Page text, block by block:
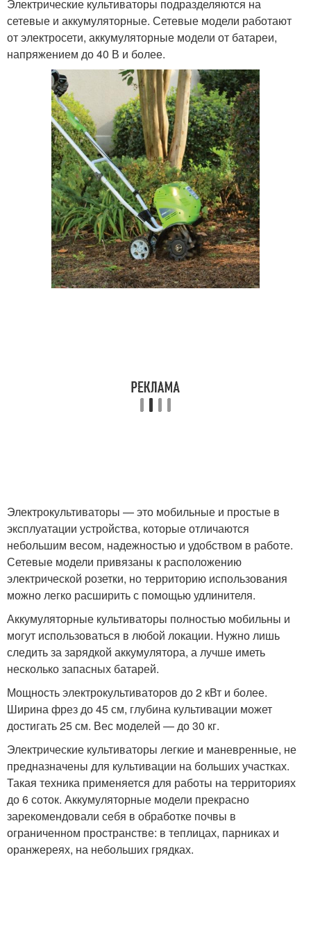
Электрические культиваторы подразделяются на
сетевые и аккумуляторные. Сетевые модели работают
от электросети, аккумуляторные модели от батареи,
напряжением до 40 В и более.
Электрокультиваторы — это мобильные и простые в
эксплуатации устройства, которые отличаются
небольшим весом, надежностью и удобством в работе.
Сетевые модели привязаны к расположению
электрической розетки, но территорию использования
можно легко расширить с помощью удлинителя.
Аккумуляторные культиваторы полностью мобильны и
могут использоваться в любой локации. Нужно лишь
следить за зарядкой аккумулятора, а лучше иметь
несколько запасных батарей.
Мощность электрокультиваторов до 2 кВт и более.
Ширина фрез до 45 см, глубина культивации может
достигать 25 см. Вес моделей — до 30 кг.
Электрические культиваторы легкие и маневренные, не
предназначены для культивации на больших участках.
Такая техника применяется для работы на территориях
до 6 соток. Аккумуляторные модели прекрасно
зарекомендовали себя в обработке почвы в
ограниченном пространстве: в теплицах, парниках и
оранжереях, на небольших грядках.